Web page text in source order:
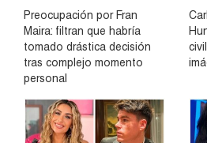
Preocupación por Fran
Maira: filtran que habría
tomado drástica decisión
tras complejo momento
personal